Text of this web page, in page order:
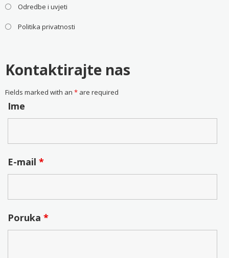
Odredbe i uvjeti
Politika privatnosti
Kontaktirajte nas
Fields marked with an *are required
Ime
E-mail *
Poruka *